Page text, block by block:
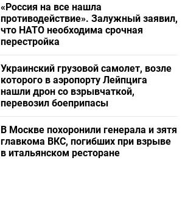
«Россия на все нашла
противодействие». Залужный заявил,
что НАТО необходима срочная
перестройка
Украинский грузовой самолет, возле
которого в аэропорту Лейпцига
нашли дрон со взрывчаткой,
перевозил боеприпасы
В Москве похоронили генерала и зятя
главкома ВКС, погибших при взрыве
в итальянском ресторане